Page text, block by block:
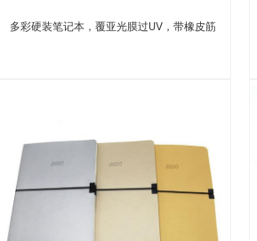
多彩硬装笔记本，覆亚光膜过UV，带橡皮筋